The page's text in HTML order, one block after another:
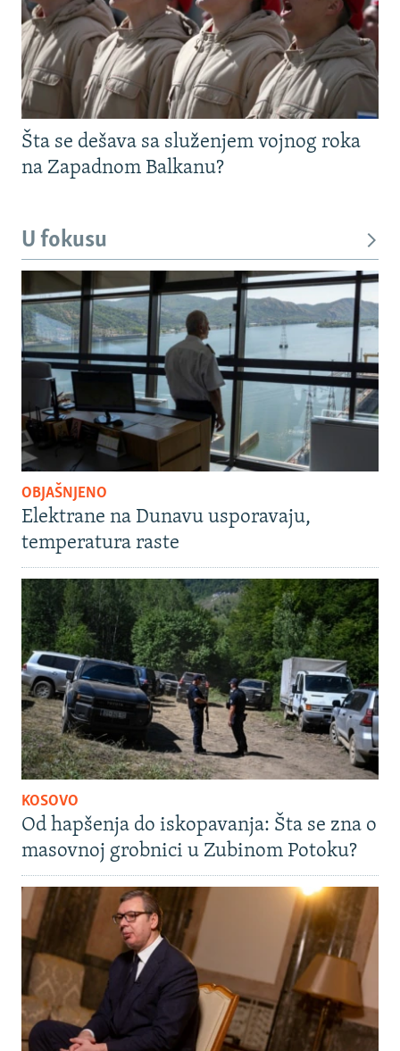
Šta se dešava sa služenjem vojnog roka
na Zapadnom Balkanu?
U fokusu
OBJAŠNJENO
Elektrane na Dunavu usporavaju,
temperatura raste
KOSOVO
Od hapšenja do iskopavanja: Šta se zna o
masovnoj grobnici u Zubinom Potoku?